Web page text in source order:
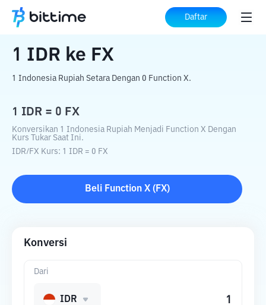
Daftar
Beranda Konverter Kripto ke
1 IDR ke FX
1 Indonesia Rupiah Setara Dengan 0 Function X.
1 IDR = 0 FX
Konversikan 1 Indonesia Rupiah Menjadi Function X Dengan
Kurs Tukar Saat Ini.
IDR/FX Kurs: 1 IDR = 0 FX
Beli Function X( FX)
Konversi
Dari
IDR